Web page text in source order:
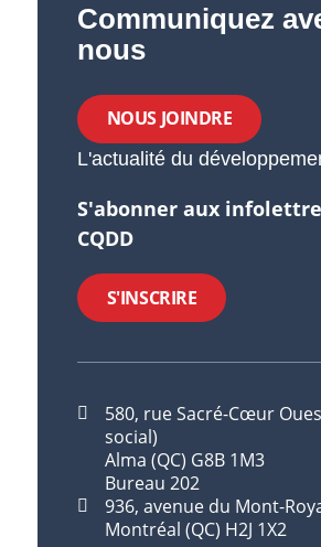
Communiquez
nous
NOUS JOINDRE
L'actualité du
S'abonner aux
CQDD
S'INSCRIRE
580, rue Sacré-Cœur
social)
Alma (QC) G8B 1M3
Bureau 202
936, avenue du Mont-
Montréal (QC) H2J 1X2